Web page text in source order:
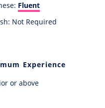
Fluent
Not Required
Experience
or above